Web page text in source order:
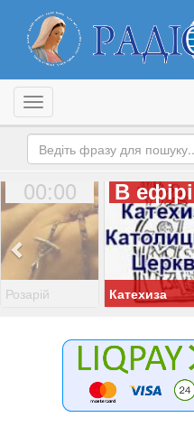
Toggle navigation
00:00
Розарій
В ефірі
Катехиза